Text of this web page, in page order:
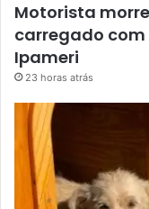
Motorista
carregado com
Ipameri
23 horas atrás